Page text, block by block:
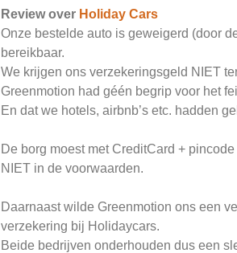
Review over Holiday Cars
Onze bestelde auto is geweigerd (door
bereikbaar.
We krijgen ons verzekeringsgeld NIET
Greenmotion had géén begrip voor het
En dat we hotels, airbnb’s etc. hadden
De borg moest met CreditCard +
NIET in de voorwaarden.
Daarnaast wilde Greenmotion ons een
verzekering bij Holidaycars.
Beide bedrijven onderhouden dus een